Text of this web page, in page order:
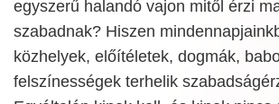
egyszerű halandó vajon mitől érzi
szabadnak? Hiszen
közhelyek, előítéletek, dogmák,
felszínességek terhelik